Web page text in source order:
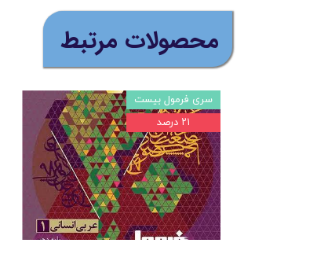
​محصولات مرتبط
سری فرمول بیست
۲۱ درصد